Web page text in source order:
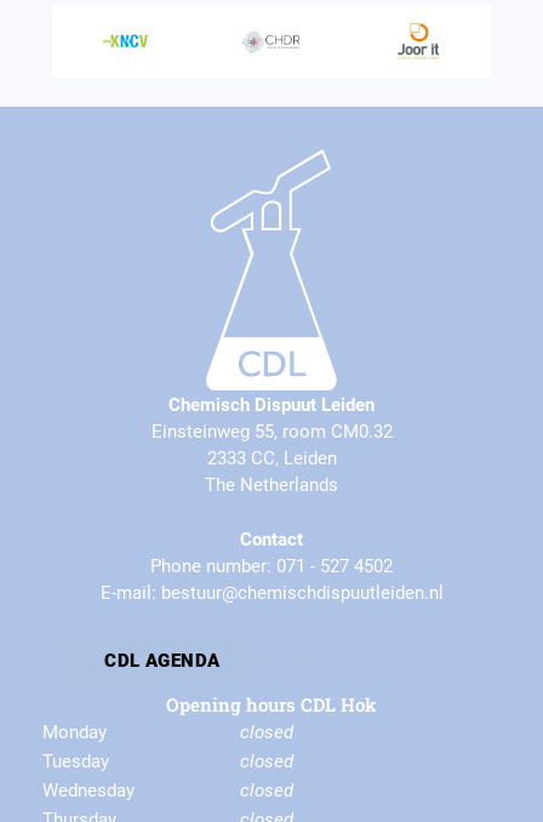
Chemisch Dispuut Leiden
Einsteinweg 55, room CM0.32
2333 CC, Leiden
The Netherlands
Contact
Phone number: 071 - 527 4502
E-mail: bestuur@chemischdispuutleiden.nl
CDL AGENDA
Opening hours CDL Hok
Monday
closed
Tuesday
closed
Wednesday
closed